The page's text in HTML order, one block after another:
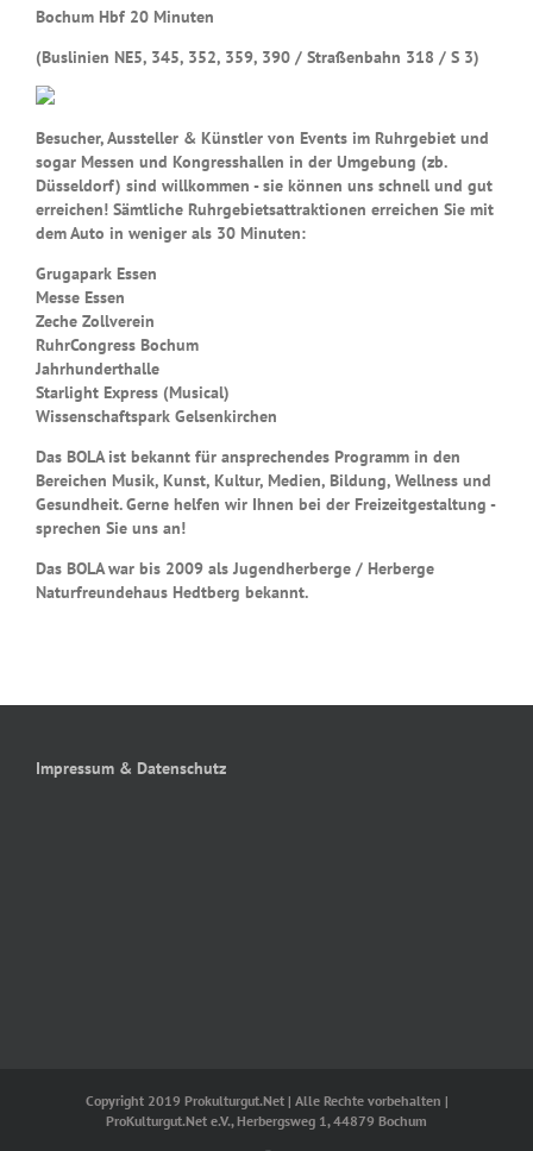
Bochum Hbf 20 Minuten
(Buslinien NE5, 345, 352, 359, 390 / Straßenbahn 318 / S 3)
Besucher, Aussteller & Künstler von Events im Ruhrgebiet und
sogar Messen und Kongresshallen in der Umgebung (zb.
Düsseldorf) sind willkommen - sie können uns schnell und gut
erreichen! Sämtliche Ruhrgebietsattraktionen erreichen Sie mit
dem Auto in weniger als 30 Minuten:
Grugapark Essen
Messe Essen
Zeche Zollverein
RuhrCongress Bochum
Jahrhunderthalle
Starlight Express (Musical)
Wissenschaftspark Gelsenkirchen
Das BOLA ist bekannt für ansprechendes Programm in den
Bereichen Musik, Kunst, Kultur, Medien, Bildung, Wellness und
Gesundheit. Gerne helfen wir Ihnen bei der Freizeitgestaltung -
sprechen Sie uns an!
Das BOLA war bis 2009 als Jugendherberge / Herberge
Naturfreundehaus Hedtberg bekannt.
Impressum & Datenschutz
Copyright 2019 Prokulturgut.Net | Alle Rechte vorbehalten |
ProKulturgut.Net e.V., Herbergsweg 1, 44879 Bochum